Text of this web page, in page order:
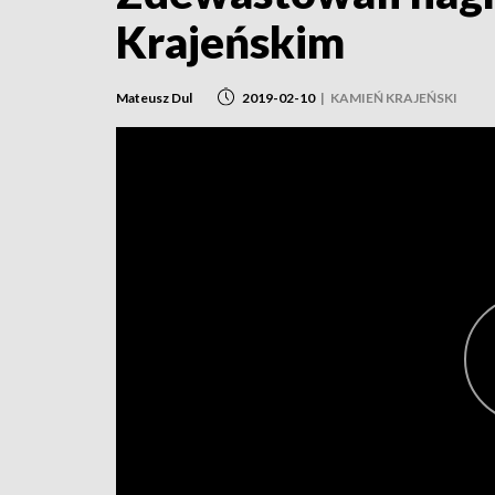
Krajeńskim
Mateusz Dul 2019-02-10 | KAMIEŃ KRAJEŃSKI